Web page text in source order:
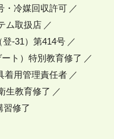
・冷媒回収許可
ム取扱店
-31）第414号
ト）特別教育修了
着用管理責任者
生教育修了
習修了